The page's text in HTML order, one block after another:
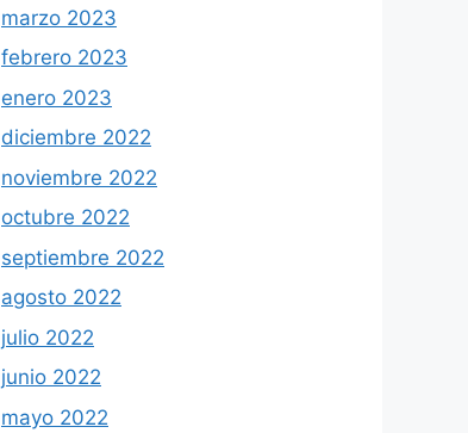
marzo 2023
febrero 2023
enero 2023
diciembre 2022
noviembre 2022
octubre 2022
septiembre 2022
agosto 2022
julio 2022
junio 2022
mayo 2022